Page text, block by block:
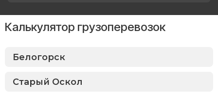
Калькулятор грузоперевозок